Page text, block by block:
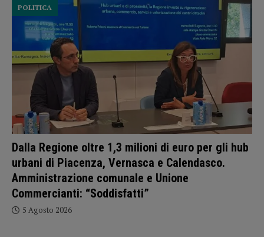
Dalla Regione oltre 1,3 milioni di euro per gli hub
urbani di Piacenza, Vernasca e Calendasco.
Amministrazione comunale e Unione
Commercianti: “Soddisfatti”
POLITICA
5 Agosto 2026